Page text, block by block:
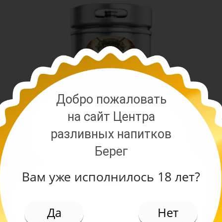
из Казахстана от завода Арасан. Чистый
Добро пожаловать
на сайт Центра
разливных напитков
Берег
Вам уже исполнилось 18 лет?
Да Нет